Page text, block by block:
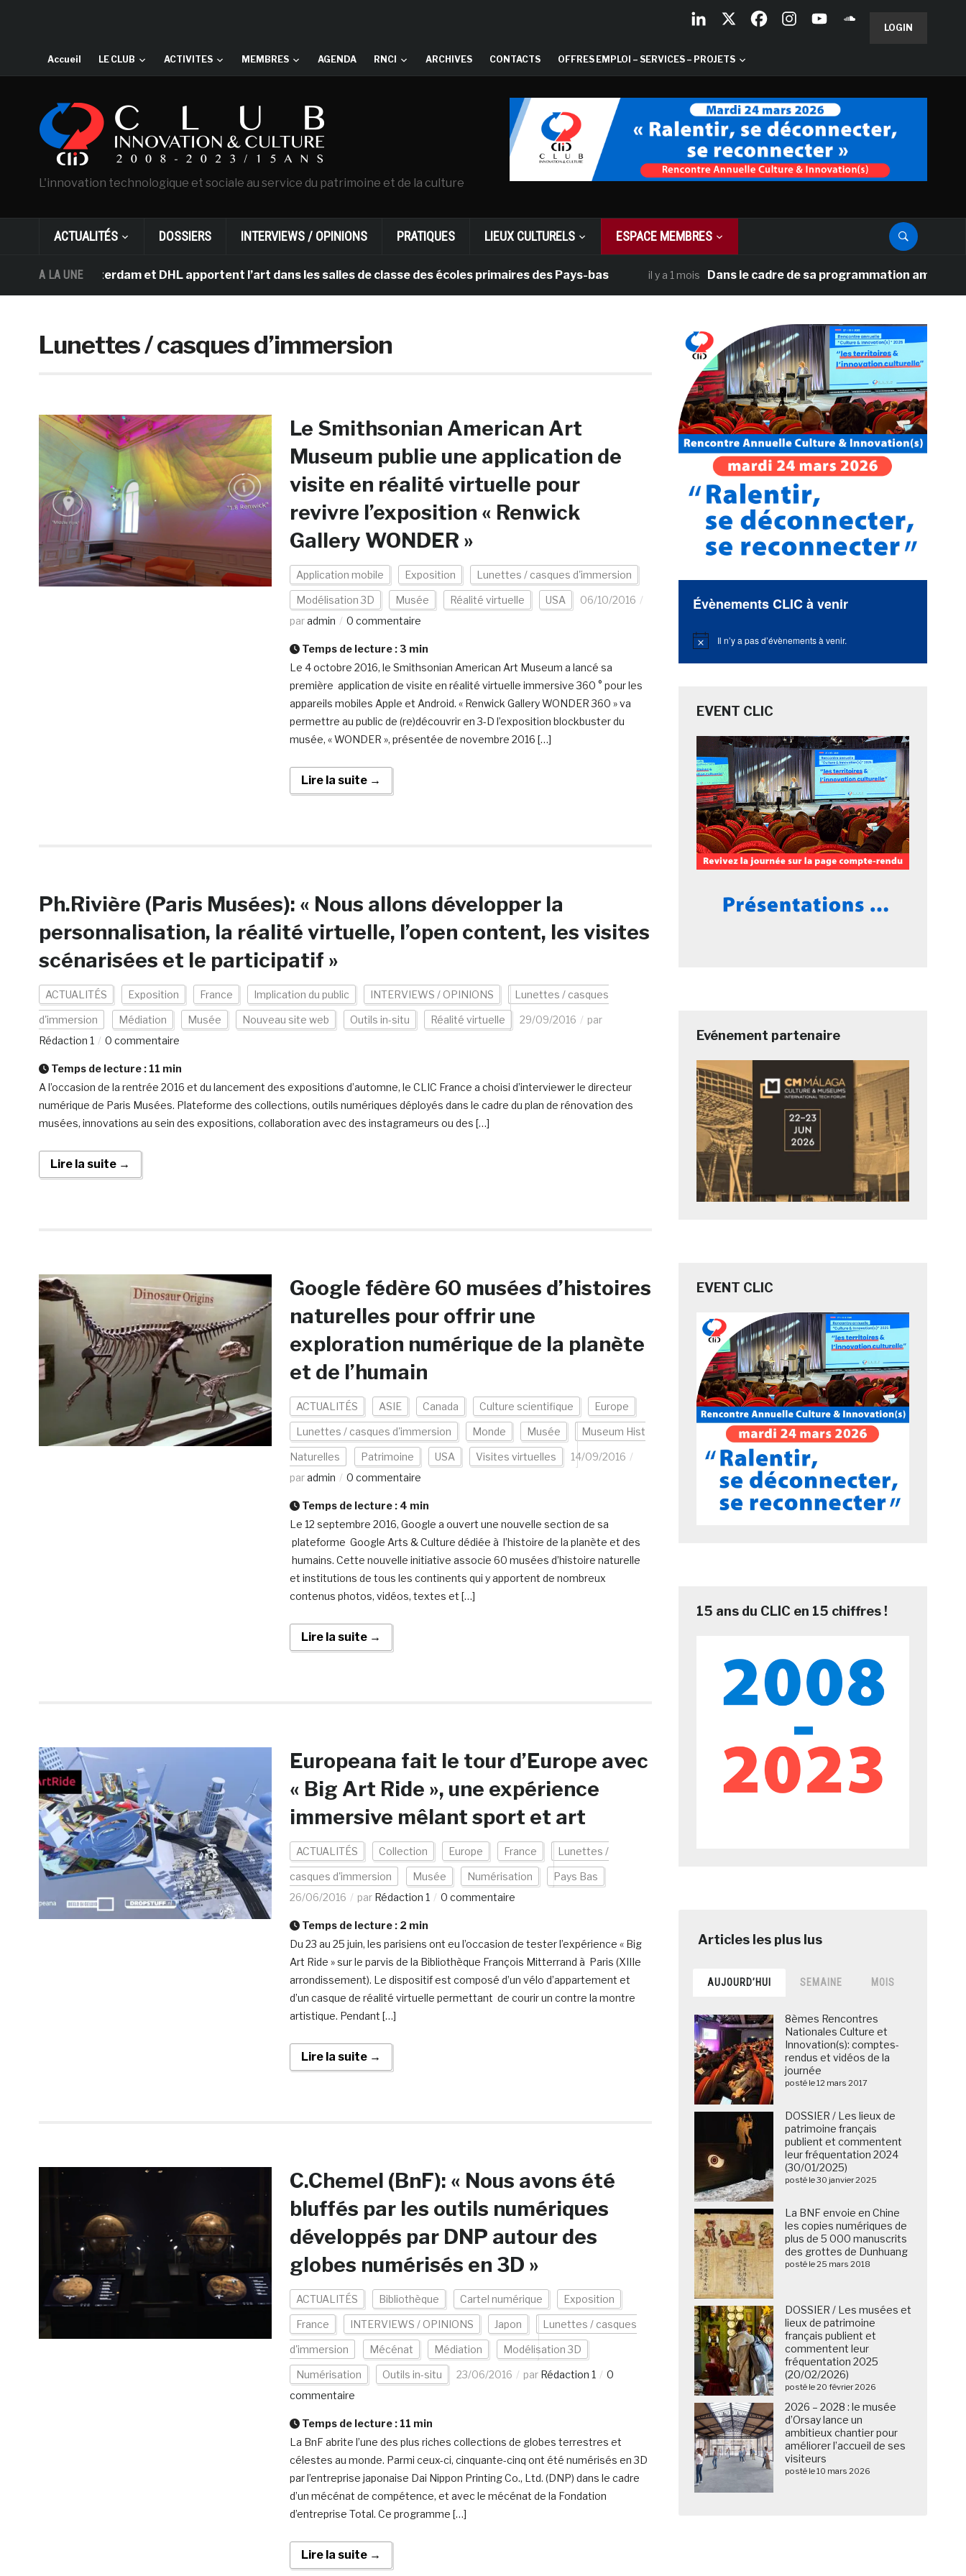
LOGIN
Accueil LE CLUB ACTIVITES MEMBRES AGENDA RNCI ARCHIVES CONTACTS OFFRES EMPLOI – SERVICES – PROJETS
L'innovation technologique et sociale au service du patrimoine et de la culture
ACTUALITÉS DOSSIERS INTERVIEWS / OPINIONS PRATIQUES LIEUX CULTURELS ESPACE MEMBRES
A LA UNE
d’Amsterdam et DHL apportent l’art dans les salles de classe des écoles primaires des Pays-bas il y a 1 mois Dans le cadre de sa programmation américaine,
Lunettes / casques d’immersion
Le Smithsonian American Art
Museum publie une application de
visite en réalité virtuelle pour
revivre l’exposition « Renwick
Gallery WONDER »
Application mobile Exposition Lunettes / casques d'immersion
Modélisation 3D Musée Réalité virtuelle USA
06/10/2016
paradmin 0 commentaire
Temps de lecture : 3 min
Le 4 octobre 2016, le Smithsonian American Art Museum a lancé sa
première application de visite en réalité virtuelle immersive 360 ° pour les
appareils mobiles Apple et Android. « Renwick Gallery WONDER 360 » va
permettre au public de (re)découvrir en 3-D l’exposition blockbuster du
musée, « WONDER », présentée de novembre 2016 […]
Lire la suite →
Ph.Rivière (Paris Musées): « Nous allons développer la
personnalisation, la réalité virtuelle, l’open content, les visites
scénarisées et le participatif »
ACTUALITÉS Exposition France Implication du public INTERVIEWS / OPINIONS Lunettes / casques
d'immersion Médiation Musée Nouveau site web Outils in-situ Réalité virtuelle 29/09/2016
par
Rédaction 1
0 commentaire
Temps de lecture : 11 min
A l’occasion de la rentrée 2016 et du lancement des expositions d’automne, le CLIC France a choisi d’interviewer le directeur
numérique de Paris Musées. Plateforme des collections, outils numériques déployés dans le cadre du plan de rénovation des
musées, innovations au sein des expositions, collaboration avec des instagrameurs ou des […]
Lire la suite →
Google fédère 60 musées d’histoires
naturelles pour offrir une
exploration numérique de la planète
et de l’humain
ACTUALITÉS ASIE Canada Culture scientifique Europe
Lunettes / casques d'immersion Monde Musée Museum Hist
Naturelles Patrimoine USA Visites virtuelles
14/09/2016
paradmin 0 commentaire
Temps de lecture : 4 min
Le 12 septembre 2016, Google a ouvert une nouvelle section de sa
plateforme Google Arts & Culture dédiée à l’histoire de la planète et des
humains. Cette nouvelle initiative associe 60 musées d’histoire naturelle
et institutions de tous les continents qui y apportent de nombreux
contenus photos, vidéos, textes et […]
Lire la suite →
Europeana fait le tour d’Europe avec
« Big Art Ride », une expérience
immersive mêlant sport et art
ACTUALITÉS Collection Europe France Lunettes /
casques d'immersion Musée Numérisation
Pays Bas
26/06/2016
par Rédaction 1 0 commentaire
Temps de lecture : 2 min
Du 23 au 25 juin, les parisiens ont eu l’occasion de tester l’expérience « Big
Art Ride » sur le parvis de la Bibliothèque François Mitterrand à Paris (XIIIe
arrondissement). Le dispositif est composé d’un vélo d’appartement et
d’un casque de réalité virtuelle permettant de courir un contre la montre
artistique. Pendant […]
Lire la suite →
C.Chemel (BnF): « Nous avons été
bluffés par les outils numériques
développés par DNP autour des
globes numérisés en 3D »
ACTUALITÉS Bibliothèque Cartel numérique Exposition
France INTERVIEWS / OPINIONS Japon Lunettes / casques
d'immersion Mécénat Médiation Modélisation 3D
Numérisation Outils in-situ 23/06/2016 par Rédaction 1
0
commentaire
Temps de lecture : 11 min
La BnF abrite l’une des plus riches collections de globes terrestres et
célestes au monde. Parmi ceux-ci, cinquante-cinq ont été numérisés en 3D
par l’entreprise japonaise Dai Nippon Printing Co., Ltd. (DNP) dans le cadre
d’un mécénat de compétence, et avec le mécénat de la Fondation
d’entreprise Total. Ce programme […]
Lire la suite →
Évènements CLIC à venir
Notice Il n’y a pas d’évènements à venir.
EVENT CLIC
Evénement partenaire
EVENT CLIC
15 ans du CLIC en 15 chiffres !
AUJOURD’HUI SEMAINE MOIS
8èmes Rencontres
Nationales Culture et
Innovation(s): comptes-
rendus et vidéos de la
journée
posté le 12 mars 2017
DOSSIER / Les lieux de
patrimoine français
publient et commentent
leur fréquentation 2024
(30/01/2025)
posté le 30 janvier 2025
La BNF envoie en Chine
les copies numériques de
plus de 5 000 manuscrits
des grottes de Dunhuang
posté le 25 mars 2018
DOSSIER / Les musées et
lieux de patrimoine
français publient et
commentent leur
fréquentation 2025
(20/02/2026)
posté le 20 février 2026
2026 – 2028 : le musée
d’Orsay lance un
ambitieux chantier pour
améliorer l’accueil de ses
visiteurs
posté le 10 mars 2026